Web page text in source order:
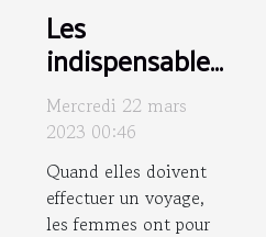
Les
indispensables
d’une trousse
de beauté de
femme
Mercredi 22 mars
2023 00:46
Quand elles doivent
effectuer un voyage,
les femmes ont pour